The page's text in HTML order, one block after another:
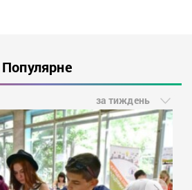
Популярне
за тиждень